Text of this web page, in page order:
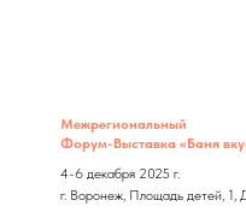
Межрегиональный
Форум-Выставка «Баня
4-6 декабря 2025 г.
г. Воронеж, Площадь детей, 1,